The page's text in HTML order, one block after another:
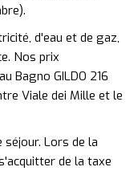
d'eau et de gaz,
Nos prix
Bagno GILDO 216
Viale dei Mille et le
séjour. Lors de la
de la taxe